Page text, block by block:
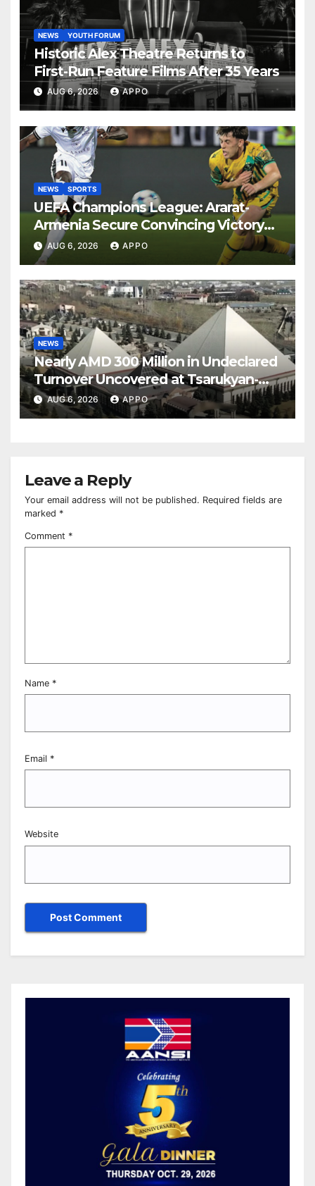
NEWS YOUTH FORUM
Historic Alex Theatre Returns to
First-Run Feature Films After 35 Years
AUG 6, 2026 APPO
NEWS SPORTS
UEFA Champions League: Ararat-
Armenia Secure Convincing Victory
Over Shamrock Rovers 2-0
AUG 6, 2026 APPO
NEWS
Nearly AMD 300 Million in Undeclared
Turnover Uncovered at Tsarukyan-
Owned Entertainment Center
AUG 6, 2026 APPO
Leave a Reply
Your email address will not be published. Required fields are
marked *
Comment *
Name *
Email *
Website